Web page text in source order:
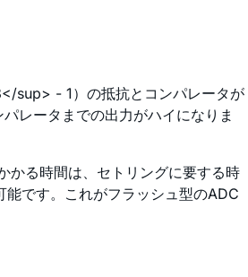
sup> - 1）の抵抗とコンパレータが
レータまでの出力がハイになりま
かる時間は、セトリングに要する時
です。これがフラッシュ型のADC